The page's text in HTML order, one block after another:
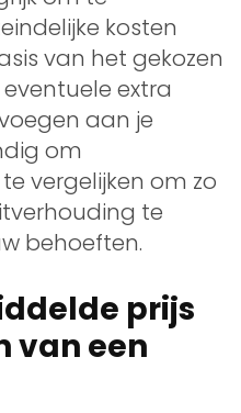
kosten
van het gekozen
extra
aan je
om
vergelijken om zo
te
behoeften.
prijs
van een